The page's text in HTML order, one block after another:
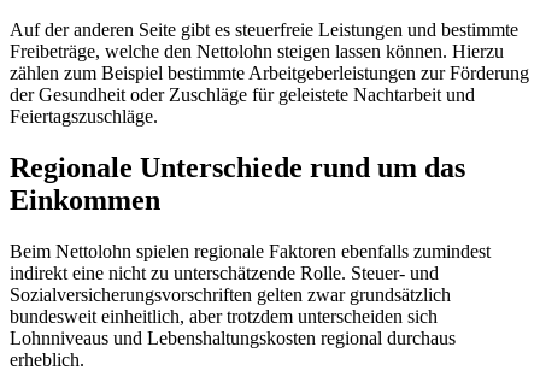
Auf der anderen Seite gibt es steuerfreie Leistungen und bestimmte
Freibeträge, welche den Nettolohn steigen lassen können. Hierzu
zählen zum Beispiel bestimmte Arbeitgeberleistungen zur Förderung
der Gesundheit oder Zuschläge für geleistete Nachtarbeit und
Feiertagszuschläge.
Regionale Unterschiede rund um das
Einkommen
Beim Nettolohn spielen regionale Faktoren ebenfalls zumindest
indirekt eine nicht zu unterschätzende Rolle. Steuer- und
Sozialversicherungsvorschriften gelten zwar grundsätzlich
bundesweit einheitlich, aber trotzdem unterscheiden sich
Lohnniveaus und Lebenshaltungskosten regional durchaus
erheblich.